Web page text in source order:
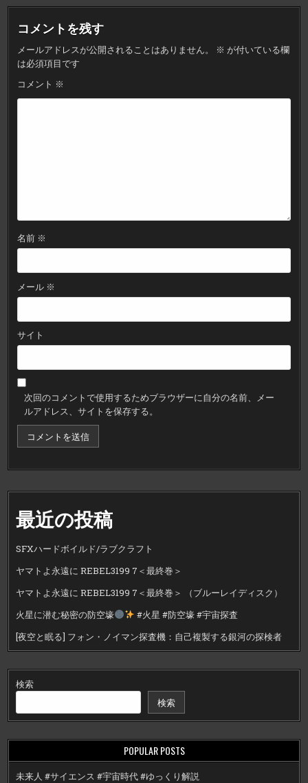
ゲ
ー
シ
ョ
ン
コメントを残す
メールアドレスが公開されることはありません。 ※ が付いている欄
は必須項目です
コメント ※
名前 ※
メール ※
サイト
次回のコメントで使用するためブラウザーに自分の名前、メー
ルアドレス、サイトを保存する。
最近の投稿
SFXハードボイルド/ラブクラフト
ヤマトよ永遠に REBEL3199 7＜最終巻＞
ヤマトよ永遠に REBEL3199 7＜最終巻＞ （ブルーレイディスク）
火星に潜む秘密の防空壕
#火星 #防空壕 #宇宙探査
[夜空と眠る] フォン・ノイマン探査機：自己複製する銀河の探検者
検索
検索
POPULAR POSTS
未来人 #サイエンス #宇宙時代 #ゆっくり解説